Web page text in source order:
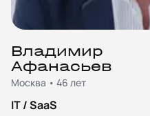
Владимир
Афанасьев
Москва • 46 лет
IT / SaaS